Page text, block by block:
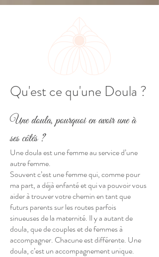
Qu'est ce qu'une Doula ?
Une doula, pourquoi en avoir une à
ses côtés ?
Une doula est une femme au service d’une
autre femme.
Souvent c’est une femme qui, comme pour
ma part, a déjà enfanté et qui va pouvoir vous
aider à trouver votre chemin en tant que
futurs parents sur les routes parfois
sinueuses de la maternité. Il y a autant de
doula, que de couples et de femmes à
accompagner. Chacune est différente. Une
doula, c’est un accompagnement unique.